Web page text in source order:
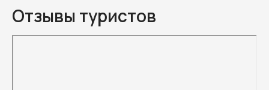
Отзывы туристов